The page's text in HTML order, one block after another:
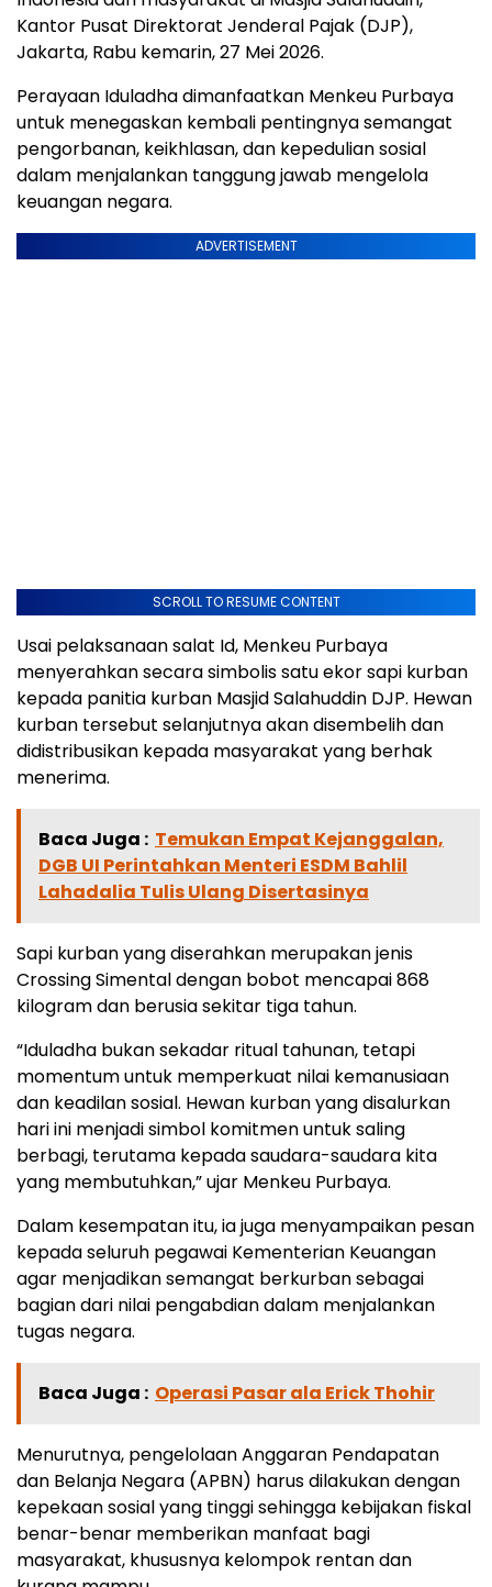
Kantor Pusat Direktorat Jenderal Pajak (DJP),
Jakarta, Rabu kemarin, 27 Mei 2026.
Perayaan Iduladha dimanfaatkan Menkeu Purbaya
untuk menegaskan kembali pentingnya semangat
pengorbanan, keikhlasan, dan kepedulian sosial
dalam menjalankan tanggung jawab mengelola
keuangan negara.
ADVERTISEMENT
SCROLL TO RESUME CONTENT
Usai pelaksanaan salat Id, Menkeu Purbaya
menyerahkan secara simbolis satu ekor sapi kurban
kepada panitia kurban Masjid Salahuddin DJP. Hewan
kurban tersebut selanjutnya akan disembelih dan
didistribusikan kepada masyarakat yang berhak
menerima.
Baca Juga : Temukan Empat Kejanggalan,
DGB UI Perintahkan Menteri ESDM Bahlil
Lahadalia Tulis Ulang Disertasinya
Sapi kurban yang diserahkan merupakan jenis
Crossing Simental dengan bobot mencapai 868
kilogram dan berusia sekitar tiga tahun.
“Iduladha bukan sekadar ritual tahunan, tetapi
momentum untuk memperkuat nilai kemanusiaan
dan keadilan sosial. Hewan kurban yang disalurkan
hari ini menjadi simbol komitmen untuk saling
berbagi, terutama kepada saudara-saudara kita
yang membutuhkan,” ujar Menkeu Purbaya.
Dalam kesempatan itu, ia juga menyampaikan pesan
kepada seluruh pegawai Kementerian Keuangan
agar menjadikan semangat berkurban sebagai
bagian dari nilai pengabdian dalam menjalankan
tugas negara.
Baca Juga : Operasi Pasar ala Erick Thohir
Menurutnya, pengelolaan Anggaran Pendapatan
dan Belanja Negara (APBN) harus dilakukan dengan
kepekaan sosial yang tinggi sehingga kebijakan fiskal
benar-benar memberikan manfaat bagi
masyarakat, khususnya kelompok rentan dan